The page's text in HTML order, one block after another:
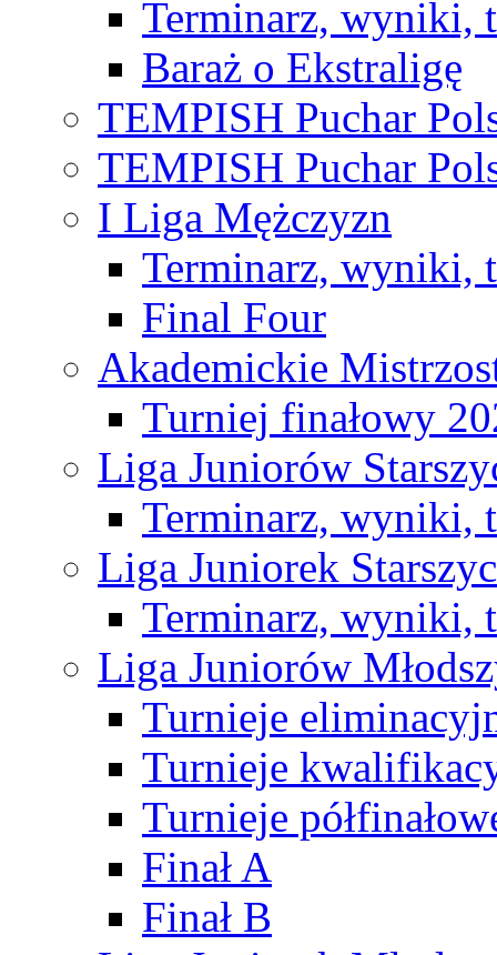
Terminarz, wyniki,
Baraż o Ekstraligę
TEMPISH Puchar
TEMPISH Puchar
I Liga Mężczyzn
Terminarz, wyniki,
Final Four
Akademickie
Turniej finałowy
Liga Juniorów
Terminarz, wyniki,
Liga Juniorek
Terminarz, wyniki,
Liga Juniorów
Turnieje
Turnieje
Turnieje
Finał A
Finał B